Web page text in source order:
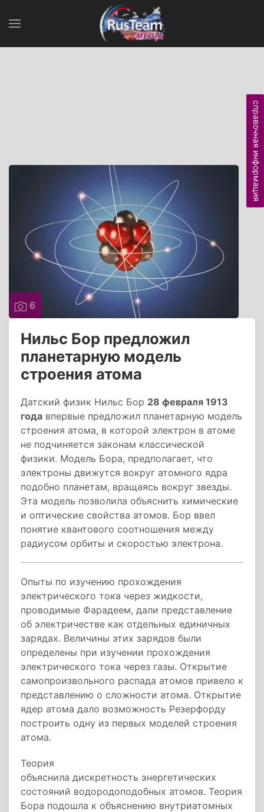
6
Нильс Бор предложил
планетарную модель
строения атома
Датский физик Нильс Бор 28 февраля 1913
года впервые предложил планетарную модель
строения атома, в которой электрон в атоме
не подчиняется законам классической
физики. Модель Бора, предполагает, что
электроны движутся вокруг атомного ядра
подобно планетам, вращаясь вокруг звезды.
Эта модель позволила объяснить химические
и оптические свойства атомов. Бор ввел
понятие квантового соотношения между
радиусом орбиты и скоростью электрона.
Опыты по изучению прохождения
электрического тока через жидкости,
проводимые Фарадеем, дали представление
об электричестве как отдельных единичных
зарядах. Величины этих зарядов были
определены при изучении прохождения
электрического тока через газы. Открытие
самопроизвольного распада атомов привело к
представлению о сложности атома. Открытие
ядер атома дало возможность Резерфорду
построить одну из первых моделей строения
атома.
Теория
объяснила дискретность энергетических
состояний водородоподобных атомов. Теория
Бора подошла к объяснению внутриатомных
справочная информация